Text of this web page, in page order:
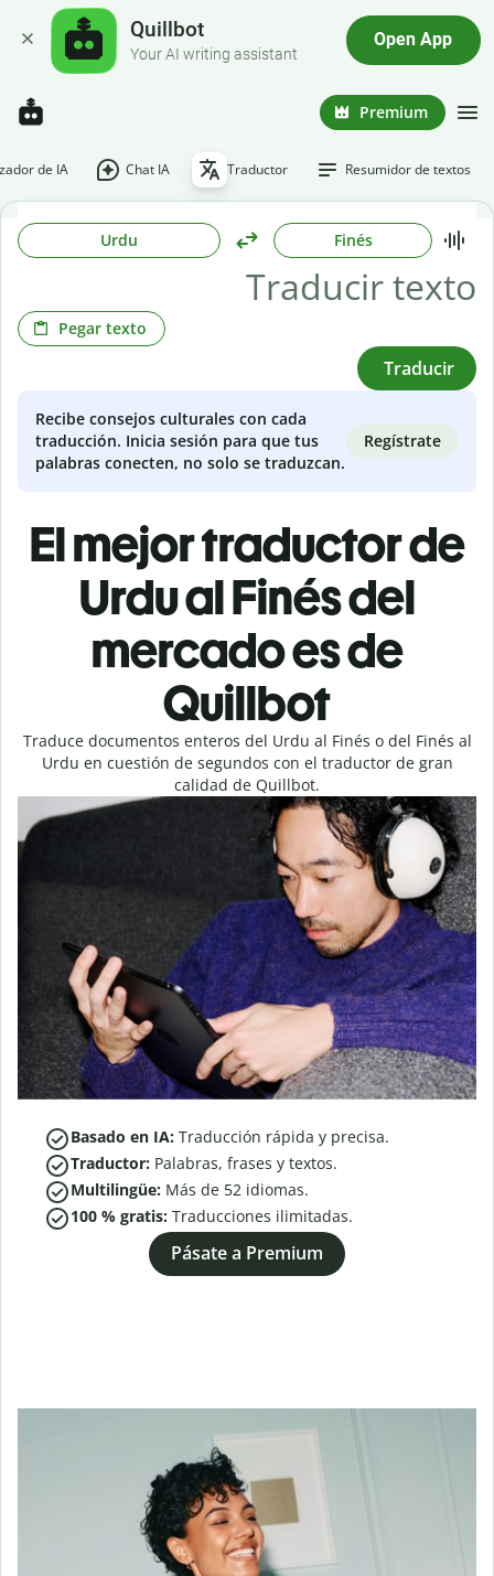
Quillbot
Your AI writing assistant
Open App
Premium
de IA Chat IA Traductor Resumidor de textos
Urdu Finés
Pegar texto
Traducir
Recibe consejos culturales con cada
traducción. Inicia sesión para que tus
palabras conecten, no solo se traduzcan.
Regístrate
El mejor traductor de
Urdu al Finés del
mercado es de
Quillbot
Traduce documentos enteros del Urdu al Finés o del Finés al
Urdu en cuestión de segundos con el traductor de gran
calidad de Quillbot.
Basado en IA: Traducción rápida y precisa.
Traductor: Palabras, frases y textos.
Multilingüe: Más de 52 idiomas.
100 % gratis: Traducciones ilimitadas.
Pásate a Premium